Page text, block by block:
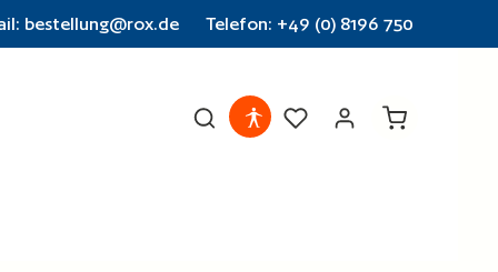
bestellung@rox.de Telefon: +49 (0) 8196 750
Warenkorb